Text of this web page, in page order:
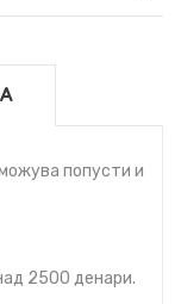
попусти и
2500 денари.